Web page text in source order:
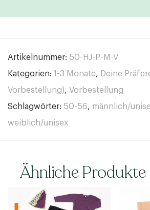
Artikelnummer: 50-HJ-P-M-V
Kategorien: 1-3 Monate, Deine
Vorbestellung), Vorbestellung
Schlagwörter: 50-56, männlich/
weiblich/unisex
Ähnliche Produkte